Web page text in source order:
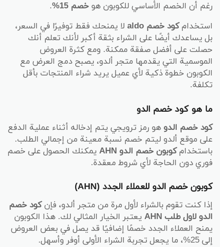
رغم أن الخصم الأساسي للكوبون هو خصم 15%
.
استخدامكود خصم aldo
لا يمنحك فقط توفيرًا في السعر،
بل يساعدك أيضًا على الشراء بثقة أكبر لأنك تعلم أنك
حصلت على أفضل صفقة ممكنة. ومع كثرة العروض
الموسمية التي يقدمها متجر ألدو، يصبح دمج العرض مع
الكوبون خطوة ذكية لأي عميل يريد شراء المنتجات بأقل
تكلفة.
ما هو كود خصم الدو
كود خصم الدو هو رمز ترويجي يتم إدخاله أثناء عملية الدفع
على موقع ألدو ليتم خصم نسبة معينة من إجمالي الطلب.
باستخدامكوبون خصم الدو AHN
يمكنك الحصول على خصم
فوري دون الحاجة لأي شروط معقدة.
كوبون خصم الدو للعملاء الجدد (AHN)
إذا كنت تقوم بالشراء لأول مرة من متجر ألدو، فإنكود خصم
الدو لاول طلب AHN
يعتبر الخيار المثالي لك. هذا الكوبون
يمنح العملاء الجدد خصمًا إضافيًا قد يصل في بعض العروض
إلى 25%، ما يجعل تجربة الشراء الأولى أوفر وأسهل.